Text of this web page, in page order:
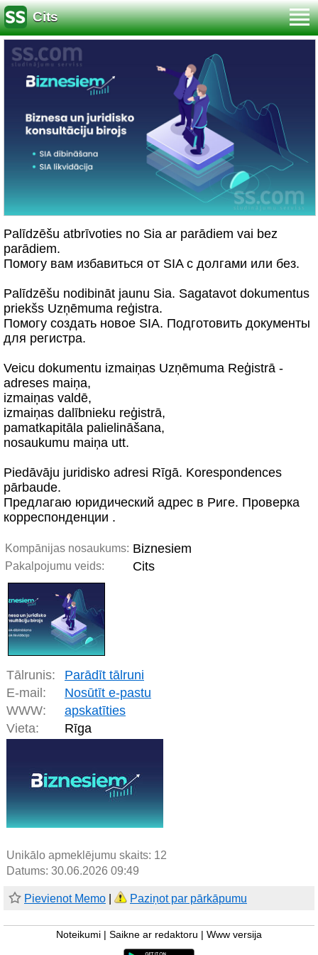
Cits
Palīdzēšu atbrīvoties no Sia ar parādiem vai bez
parādiem.
Помогу вам избавиться от SIA с долгами или без.
Palīdzēšu nodibināt jaunu Sia. Sagatavot dokumentus
priekšs Uzņēmuma reģistra.
Помогу создать новое SIA. Подготовить документы
для регистра.
Veicu dokumentu izmaiņas Uzņēmuma Reģistrā -
adreses maiņa,
izmaiņas valdē,
izmaiņas dalībnieku reģistrā,
pamatkapitāla palielināšana,
nosaukumu maiņa utt.
Piedāvāju juridisko adresi Rīgā. Korespondences
pārbaude.
Предлагаю юридический адрес в Риге. Проверка
корреспонденции .
Kompānijas nosaukums: Biznesiem
Pakalpojumu veids: Cits
Tālrunis:
Parādīt tālruni
E-mail:
Nosūtīt e-pastu
WWW:
apskatīties
Vieta:
Rīga
Unikālo apmeklējumu skaits: 12
Datums: 30.06.2026 09:49
Pievienot Memo Paziņot par pārkāpumu
Noteikumi Saikne ar redaktoru Www versija